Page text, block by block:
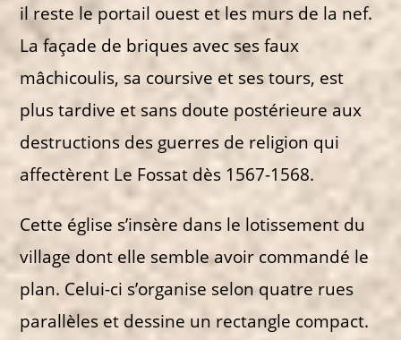
il reste le portail ouest et les murs de la nef.
La façade de briques avec ses faux
mâchicoulis, sa coursive et ses tours, est
plus tardive et sans doute postérieure aux
destructions des guerres de religion qui
affectèrent Le Fossat dès 1567-1568.
Cette église s’insère dans le lotissement du
village dont elle semble avoir commandé le
plan. Celui-ci s’organise selon quatre rues
parallèles et dessine un rectangle compact.